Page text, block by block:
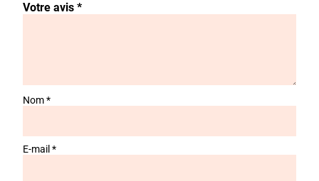
Votre avis *
Nom*
E-mail *